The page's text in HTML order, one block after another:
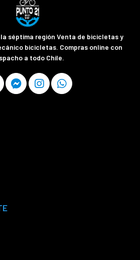
séptima región Venta de bicicletas y
bicicletas. Compras online con
a todo Chile.